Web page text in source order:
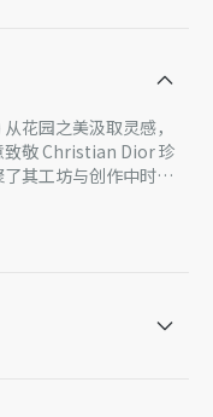
花园之美汲取灵感，
敬 Christian Dior 珍
其工坊与创作中时常
调。可与 CD Garden